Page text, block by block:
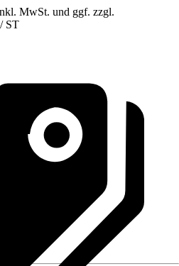
MwSt. und ggf. zzgl.
/ ST